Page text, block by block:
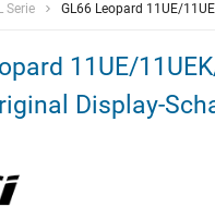
Serie GL66 Leopard 11UE/
11UE/
Display-